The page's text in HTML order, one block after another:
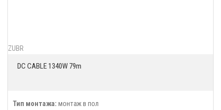
ZUBR
DC CABLE 1340W 79m
Тип монтажа: монтаж в пол